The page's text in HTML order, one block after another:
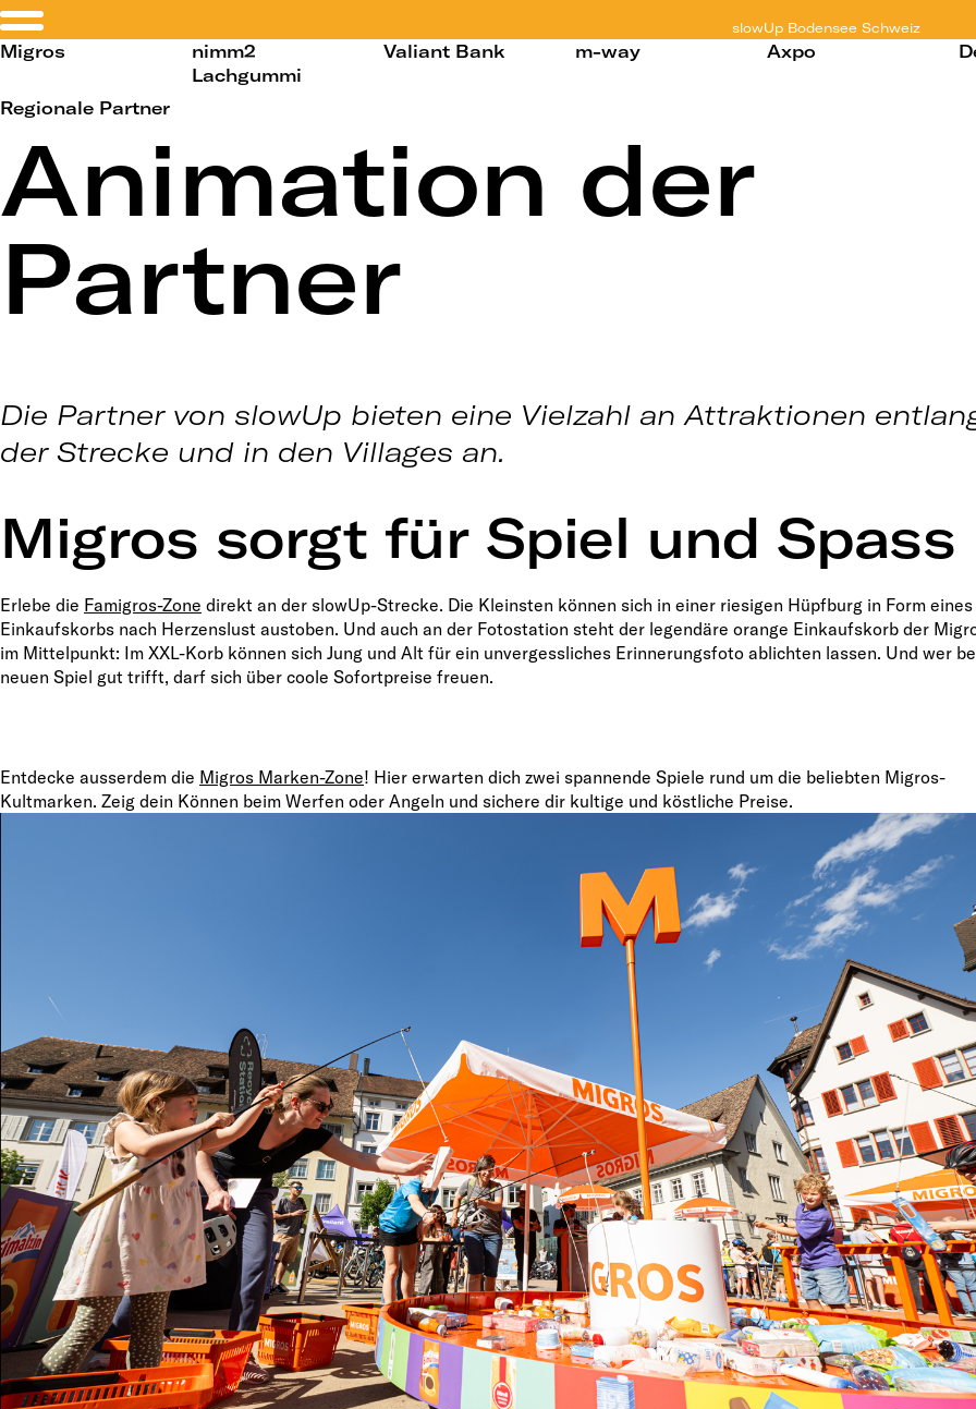
slowUp Bodensee Schweiz
Migros
nimm2
Lachgummi
Valiant Bank m-way Axpo
Regionale Partner
Animation der
Partner
Die Partner von slowUp bieten eine Vielzahl an Attraktionen
der Strecke und in den Villages an.
Migros sorgt für Spiel und Spass
Erlebe die Famigros-Zone direkt an der slowUp-Strecke. Die Kleinsten können sich in einer riesigen Hüpfburg in Form eines
Einkaufskorbs nach Herzenslust austoben. Und auch an der Fotostation steht der legendäre orange Einkaufskorb der
im Mittelpunkt: Im XXL-Korb können sich Jung und Alt für ein unvergessliches Erinnerungsfoto ablichten lassen. Und wer
neuen Spiel gut trifft, darf sich über coole Sofortpreise freuen.
Entdecke ausserdem die Migros Marken-Zone! Hier erwarten dich zwei spannende Spiele rund um die beliebten Migros-
Kultmarken. Zeig dein Können beim Werfen oder Angeln und sichere dir kultige und köstliche Preise.